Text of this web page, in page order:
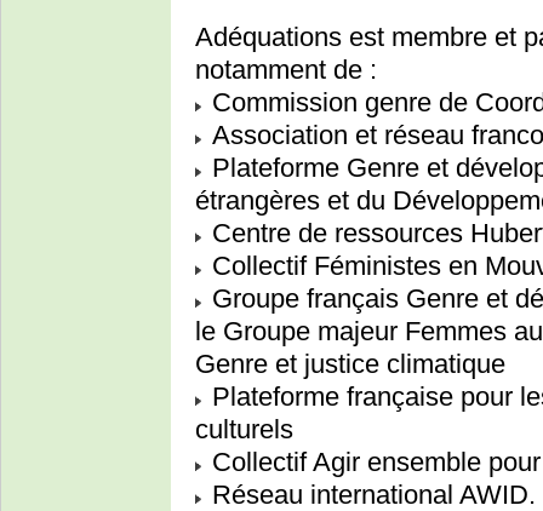
Adéquations est membre et
notamment de :
Commission genre de
Association et réseau
Plateforme Genre et
étrangères et du
Centre de ressources
Collectif Féministes en
Groupe français Genre et
le Groupe majeur Femmes
Genre et justice climatique
Plateforme française pour
culturels
Collectif Agir ensemble
Réseau international AWID.